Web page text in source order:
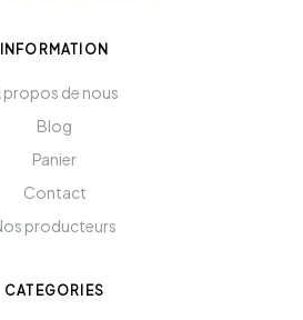
INFORMATION
propos de nous
Blog
Panier
Contact
producteurs
CATEGORIES